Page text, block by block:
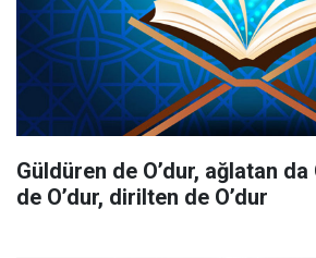
Güldüren de O’dur, ağlatan da
de O’dur, dirilten de O’dur